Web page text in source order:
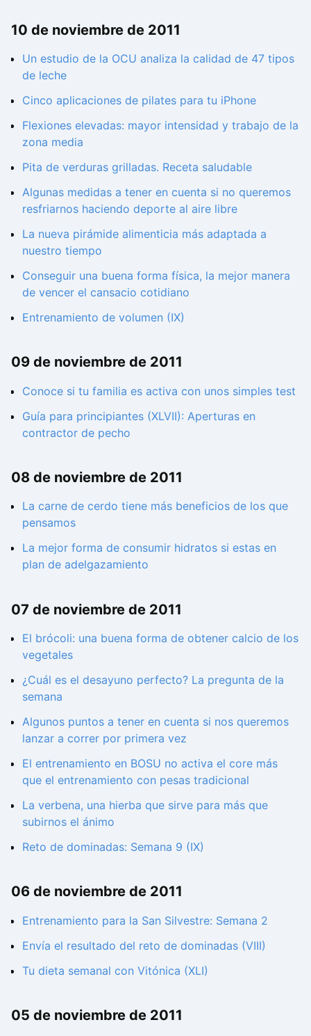
10 de noviembre de 2011
Un estudio de la OCU analiza la calidad de 47 tipos
de leche
Cinco aplicaciones de pilates para tu iPhone
Flexiones elevadas: mayor intensidad y trabajo de la
zona media
Pita de verduras grilladas. Receta saludable
Algunas medidas a tener en cuenta si no queremos
resfriarnos haciendo deporte al aire libre
La nueva pirámide alimenticia más adaptada a
nuestro tiempo
Conseguir una buena forma física, la mejor manera
de vencer el cansacio cotidiano
Entrenamiento de volumen (IX)
09 de noviembre de 2011
Conoce si tu familia es activa con unos simples test
Guía para principiantes (XLVII): Aperturas en
contractor de pecho
08 de noviembre de 2011
La carne de cerdo tiene más beneficios de los que
pensamos
La mejor forma de consumir hidratos si estas en
plan de adelgazamiento
07 de noviembre de 2011
El brócoli: una buena forma de obtener calcio de los
vegetales
¿Cuál es el desayuno perfecto? La pregunta de la
semana
Algunos puntos a tener en cuenta si nos queremos
lanzar a correr por primera vez
El entrenamiento en BOSU no activa el core más
que el entrenamiento con pesas tradicional
La verbena, una hierba que sirve para más que
subirnos el ánimo
Reto de dominadas: Semana 9 (IX)
06 de noviembre de 2011
Entrenamiento para la San Silvestre: Semana 2
Envía el resultado del reto de dominadas (VIII)
Tu dieta semanal con Vitónica (XLI)
05 de noviembre de 2011